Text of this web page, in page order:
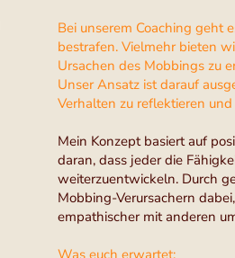
Bei unserem Coaching geht
bestrafen. Vielmehr bieten
Ursachen des Mobbings zu
Unser Ansatz ist darauf
Verhalten zu reflektieren
Mein Konzept basiert auf
daran, dass jeder die
weiterzuentwickeln. Durch
Mobbing-Verursachern
empathischer mit anderen
Was euch erwartet: